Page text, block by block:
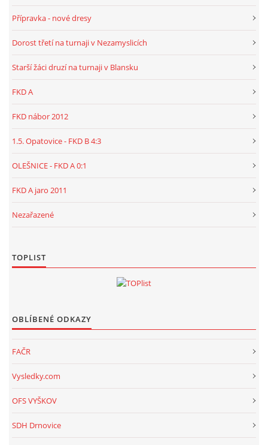
Přípravka - nové dresy
Dorost třetí na turnaji v Nezamyslicích
Starší žáci druzí na turnaji v Blansku
FKD A
FKD nábor 2012
1.5. Opatovice - FKD B 4:3
OLEŠNICE - FKD A 0:1
FKD A jaro 2011
Nezařazené
TOPLIST
OBLÍBENÉ ODKAZY
FAČR
Vysledky.com
OFS VYŠKOV
SDH Drnovice